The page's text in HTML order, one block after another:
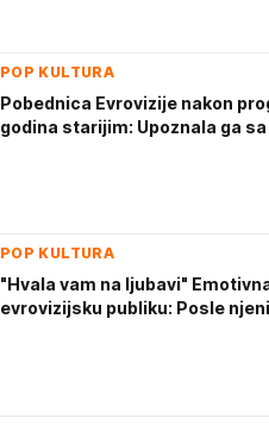
POP KULTURA
Pobednica Evrovizije nakon
godina starijim: Upoznala ga
POP KULTURA
"Hvala vam na ljubavi"
evrovizijsku publiku: Posle